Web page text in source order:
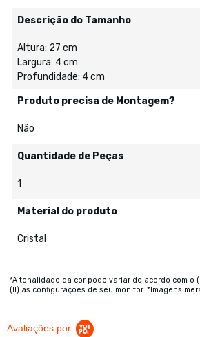
Descrição do Tamanho
Altura: 27 cm
Largura: 4 cm
Profundidade: 4 cm
Produto precisa de Montagem?
Não
Quantidade de Peças
1
Material do produto
Cristal
*A tonalidade da cor pode variar de acordo com o
(II) as configurações de seu monitor. *Imagens
Avaliações por